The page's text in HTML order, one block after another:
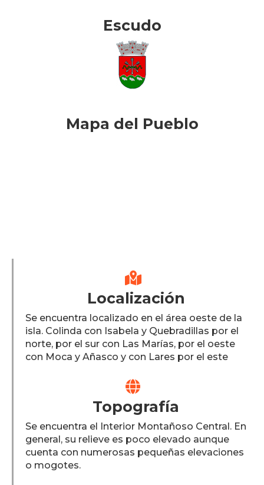
Escudo
Mapa del Pueblo

Localización
Se encuentra localizado en el área oeste de la
isla. Colinda con Isabela y Quebradillas por el
norte, por el sur con Las Marías, por el oeste
con Moca y Añasco y con Lares por el este

Topografía
Se encuentra el Interior Montañoso Central. En
general, su relieve es poco elevado aunque
cuenta con numerosas pequeñas elevaciones
o mogotes.